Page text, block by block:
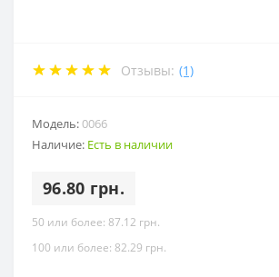
Отзывы: (1)
Модель:0066
Наличие: Есть в наличии
96.80 грн.
50 или более: 87.12 грн.
100 или более: 82.29 грн.